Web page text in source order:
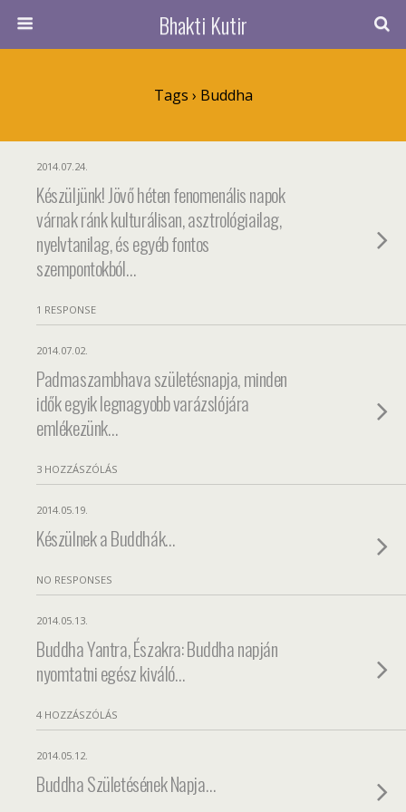
Bhakti Kutir
Tags › Buddha
2014.07.24.
Készüljünk! Jövő héten fenomenális napok
várnak ránk kulturálisan, asztrológiailag,
nyelvtanilag, és egyéb fontos
szempontokból…
1 RESPONSE
2014.07.02.
Padmaszambhava születésnapja, minden
idők egyik legnagyobb varázslójára
emlékezünk…
3 HOZZÁSZÓLÁS
2014.05.19.
Készülnek a Buddhák…
NO RESPONSES
2014.05.13.
Buddha Yantra, Északra: Buddha napján
nyomtatni egész kiváló…
4 HOZZÁSZÓLÁS
2014.05.12.
Buddha Születésének Napja…